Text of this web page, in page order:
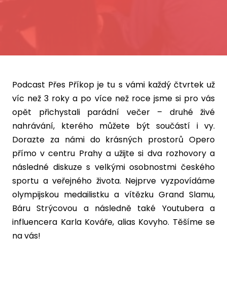
Podcast Přes Příkop je tu s vámi každý čtvrtek už
víc než 3 roky a po více než roce jsme si pro vás
opět přichystali parádní večer – druhé živé
nahrávání, kterého můžete být součástí i vy.
Dorazte za námi do krásných prostorů Opero
přímo v centru Prahy a užijte si dva rozhovory a
následné diskuze s velkými osobnostmi českého
sportu a veřejného života. Nejprve vyzpovídáme
olympijskou medailistku a vítězku Grand Slamu,
Báru Strýcovou a následně také Youtubera a
influencera Karla Kováře, alias Kovyho. Těšíme se
na vás!